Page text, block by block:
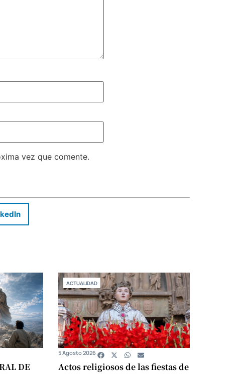
vez que comente.
DE
ACTUALIDAD
Actos religiosos de las fiestas de
5 Agosto 2026